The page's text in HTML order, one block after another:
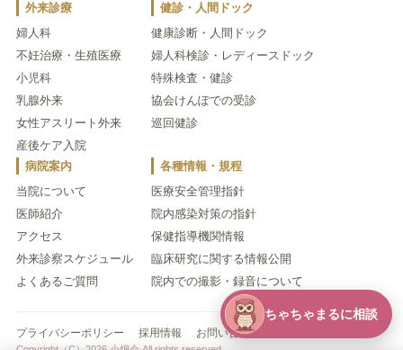
外来診療
婦人科
不妊治療・生殖医療
小児科
乳腺外来
女性アスリート外来
産後ケア入院
健診・人間ドック
健康診断・人間ドック
婦人科検診・レディースドック
特殊検査・健診
協会けんぽでの受診
巡回健診
病院案内
当院について
医師紹介
アクセス
外来診察スケジュール
よくあるご質問
各種情報・規程
医療安全管理指針
院内感染対策の指針
保健指導機関情報
臨床研究に関する情報公開
院内での撮影・録音について
プライバシーポリシー 採用情報 お問い合わせ
ちゃちゃまるに相談